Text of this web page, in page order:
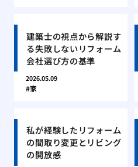
建築士の視点から解説す
る失敗しないリフォーム
会社選び方の基準
2026.05.09
家
私が経験したリフォーム
の間取り変更とリビング
の開放感